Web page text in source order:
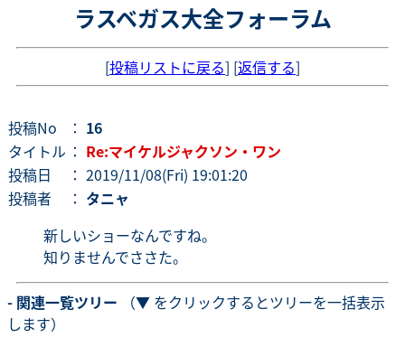
ラスベガス大全フォーラム
[投稿リストに戻る] [返信する]
投稿No ： 16
タイトル ： Re:マイケルジャクソン・ワン
投稿日
： 2019/11/08(Fri) 19:01:20
投稿者
： タニャ
新しいショーなんですね。
知りませんでささた。
- 関連一覧ツリー （▼ をクリックするとツリーを一括表示
します）